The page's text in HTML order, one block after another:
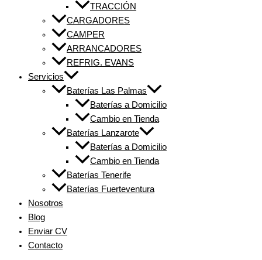
TRACCIÓN
CARGADORES
CAMPER
ARRANCADORES
REFRIG. EVANS
Servicios
Baterías Las Palmas
Baterías a Domicilio
Cambio en Tienda
Baterías Lanzarote
Baterías a Domicilio
Cambio en Tienda
Baterías Tenerife
Baterías Fuerteventura
Nosotros
Blog
Enviar CV
Contacto